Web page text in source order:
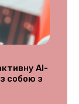
AI-
собою з